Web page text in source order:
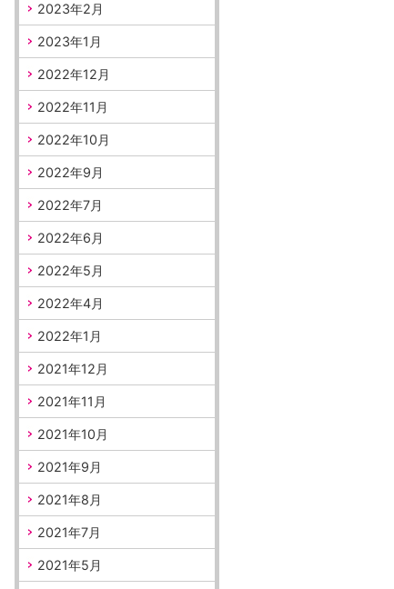
2023年2月
2023年1月
2022年12月
2022年11月
2022年10月
2022年9月
2022年7月
2022年6月
2022年5月
2022年4月
2022年1月
2021年12月
2021年11月
2021年10月
2021年9月
2021年8月
2021年7月
2021年5月